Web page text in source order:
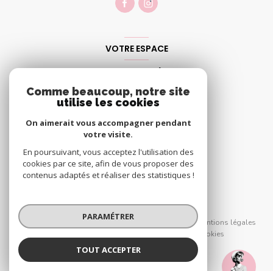
BUCHY Immobilier
VOTRE ESPACE
© 2026 | Tous droits réservés
Nos partenaires
Nos honoraires
Mentions légales
Cookies
Comme beaucoup, notre site
utilise les cookies
On aimerait vous accompagner pendant
votre visite.
En poursuivant, vous acceptez l'utilisation des
cookies par ce site, afin de vous proposer des
contenus adaptés et réaliser des statistiques !
PARAMÉTRER
TOUT ACCEPTER